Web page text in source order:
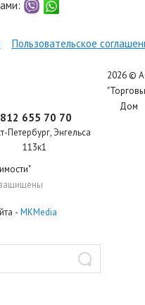
Пользовательское
812 655 70 70
Петербург, Энгельса
113к1
2026 ©
Дом
- MKMedia